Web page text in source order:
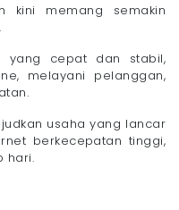
kini memang semakin
yang cepat dan stabil,
melayani pelanggan,
usaha yang lancar
berkecepatan tinggi,
hari.